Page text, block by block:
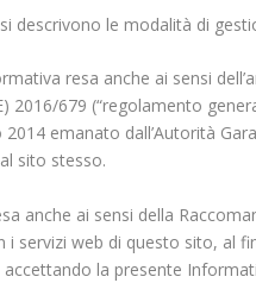
descrivono le modalità di
resa anche ai sensi
2016/679 (“regolamento
2014 emanato dall’Autorità
sito stesso.
anche ai sensi della
i servizi web di questo sito, al
la presente